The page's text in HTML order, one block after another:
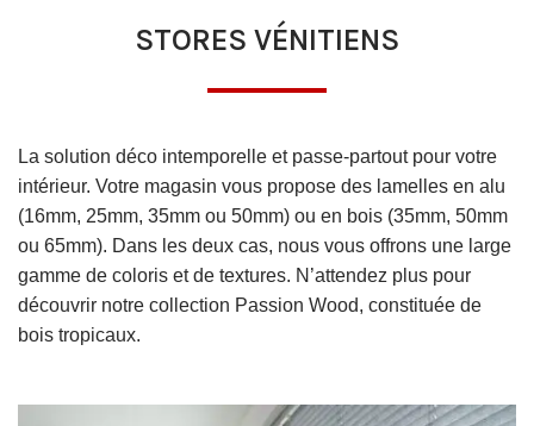
STORES VÉNITIENS
La solution déco intemporelle et passe-partout pour votre
intérieur. Votre magasin vous propose des lamelles en alu
(16mm, 25mm, 35mm ou 50mm) ou en bois (35mm, 50mm
ou 65mm). Dans les deux cas, nous vous offrons une large
gamme de coloris et de textures. N’attendez plus pour
découvrir notre collection Passion Wood, constituée de
bois tropicaux.